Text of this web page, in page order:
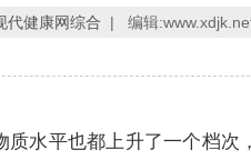
代健康网综合 | 编辑
水平也都上升了一个档次